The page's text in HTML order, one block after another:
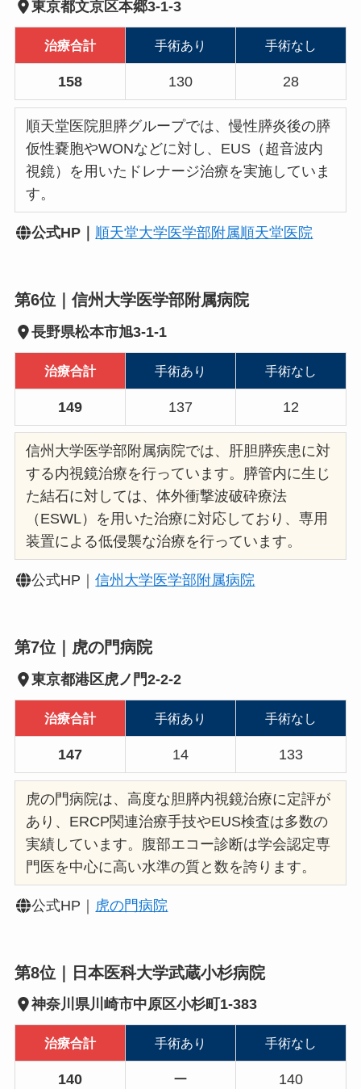
東京都文京区本郷3-1-3
治療合計 手術あり 手術なし
158 130 28
順天堂医院胆膵グループでは、慢性膵炎後の膵
仮性嚢胞やWONなどに対し、EUS（超音波内
視鏡）を用いたドレナージ治療を実施していま
す。
公式HP｜ 順天堂大学医学部附属順天堂医院
第6位｜信州大学医学部附属病院
長野県松本市旭3-1-1
治療合計 手術あり 手術なし
149 137 12
信州大学医学部附属病院では、肝胆膵疾患に対
する内視鏡治療を行っています。膵管内に生じ
た結石に対しては、体外衝撃波破砕療法
（ESWL）を用いた治療に対応しており、専用
装置による低侵襲な治療を行っています。
公式HP｜信州大学医学部附属病院
第7位｜虎の門病院
東京都港区虎ノ門2-2-2
治療合計 手術あり 手術なし
147 14 133
虎の門病院は、高度な胆膵内視鏡治療に定評が
あり、ERCP関連治療手技やEUS検査は多数の
実績しています。腹部エコー診断は学会認定専
門医を中心に高い水準の質と数を誇ります。
公式HP｜ 虎の門病院
第8位｜日本医科大学武蔵小杉病院
神奈川県川崎市中原区小杉町1-383
治療合計 手術あり 手術なし
140 ー 140